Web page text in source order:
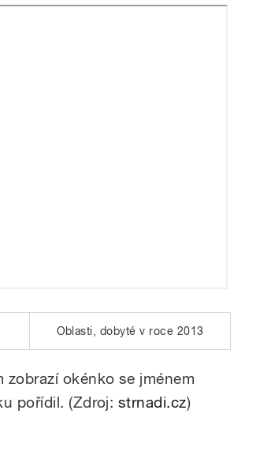
Oblasti, dobyté v roce 2013
zobrazí okénko se jménem
pořídil. (Zdroj: strnadi.cz)